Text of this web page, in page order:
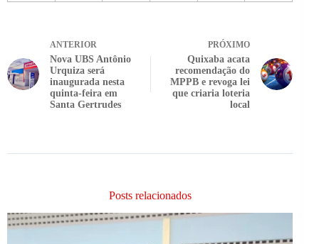
ANTERIOR
Nova UBS Antônio
Urquiza será
inaugurada nesta
quinta-feira em
Santa Gertrudes
PRÓXIMO
Quixaba acata
recomendação do
MPPB e revoga lei
que criaria loteria
local
Posts relacionados